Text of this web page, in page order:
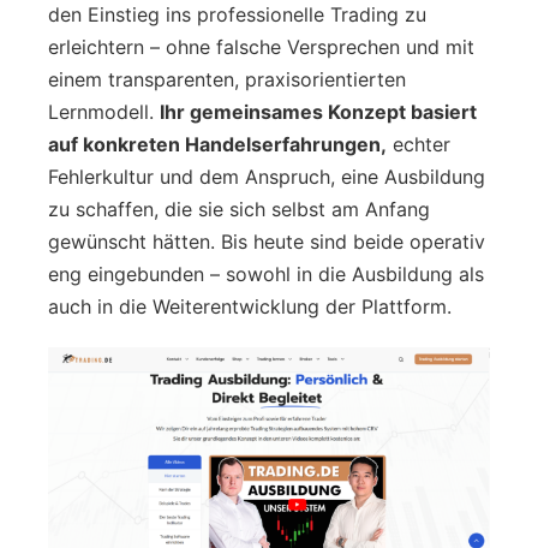
den Einstieg ins professionelle Trading zu
erleichtern – ohne falsche Versprechen und mit
einem transparenten, praxisorientierten
Lernmodell. Ihr gemeinsames Konzept basiert
auf konkreten Handelserfahrungen, echter
Fehlerkultur und dem Anspruch, eine Ausbildung
zu schaffen, die sie sich selbst am Anfang
gewünscht hätten. Bis heute sind beide operativ
eng eingebunden – sowohl in die Ausbildung als
auch in die Weiterentwicklung der Plattform.